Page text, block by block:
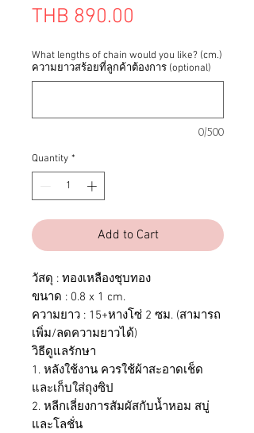
THB 890.00
What lengths of chain would you like? (cm.)
ความยาวสร้อยที่ลูกค้าต้องการ (optional)
0/500
Quantity *
Add to Cart
วัสดุ : ทองเหลืองชุบทอง
ขนาด : 0.8 x 1 cm.
ความยาว : 15+หางโซ่ 2 ซม. (สามารถ
เพิ่ม/ลดความยาวได้)
วิธีดูแลรักษา
1. หลังใช้งาน ควรใช้ผ้าสะอาดเช็ด
และเก็บใส่ถุงซิป
2. หลีกเลี่ยงการสัมผัสกับน้ำหอม สบู่
และโลชั่น